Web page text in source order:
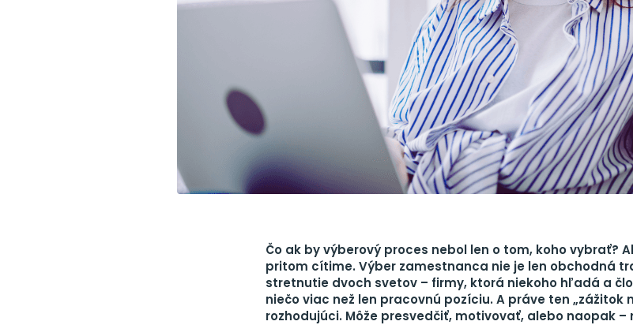
Čo ak by výberový proces nebol len o tom, koho vybrať?
pritom cítime. Výber zamestnanca nie je len obchodná
stretnutie dvoch svetov – firmy, ktorá niekoho hľadá a
niečo viac než len pracovnú pozíciu. A práve ten „zážitok
rozhodujúci. Môže presvedčiť, motivovať, alebo naopak